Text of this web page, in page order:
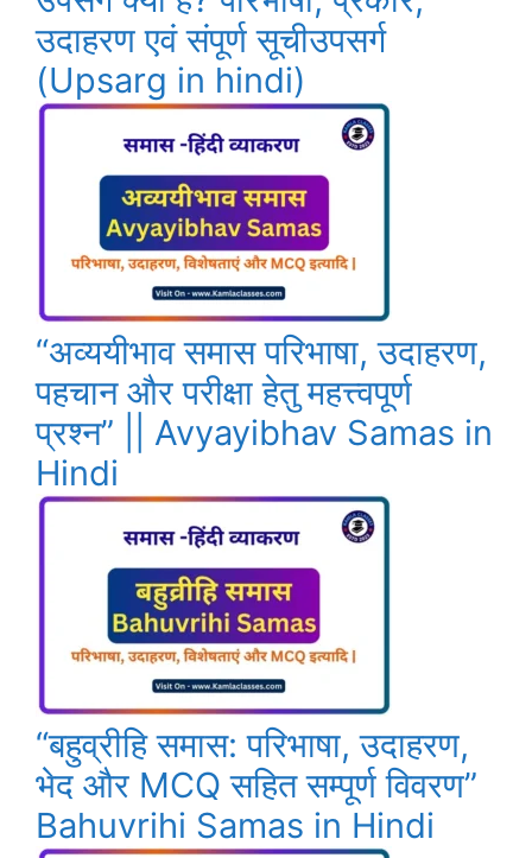
उदाहरण एवं संपूर्ण सूचीउपसर्ग
(Upsarg in hindi)
“अव्ययीभाव समास परिभाषा, उदाहरण,
पहचान और परीक्षा हेतु महत्त्वपूर्ण
प्रश्न” || Avyayibhav Samas in
Hindi
“बहुव्रीहि समास: परिभाषा, उदाहरण,
भेद और MCQ सहित सम्पूर्ण विवरण”
Bahuvrihi Samas in Hindi